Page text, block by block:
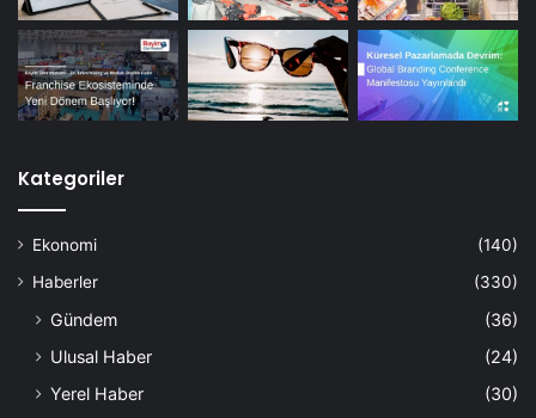
Kategoriler
Ekonomi
(140)
Haberler
(330)
Gündem
(36)
Ulusal Haber
(24)
Yerel Haber
(30)